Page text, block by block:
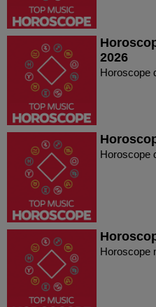
2026
Horoscope
Horoscope
Horoscope